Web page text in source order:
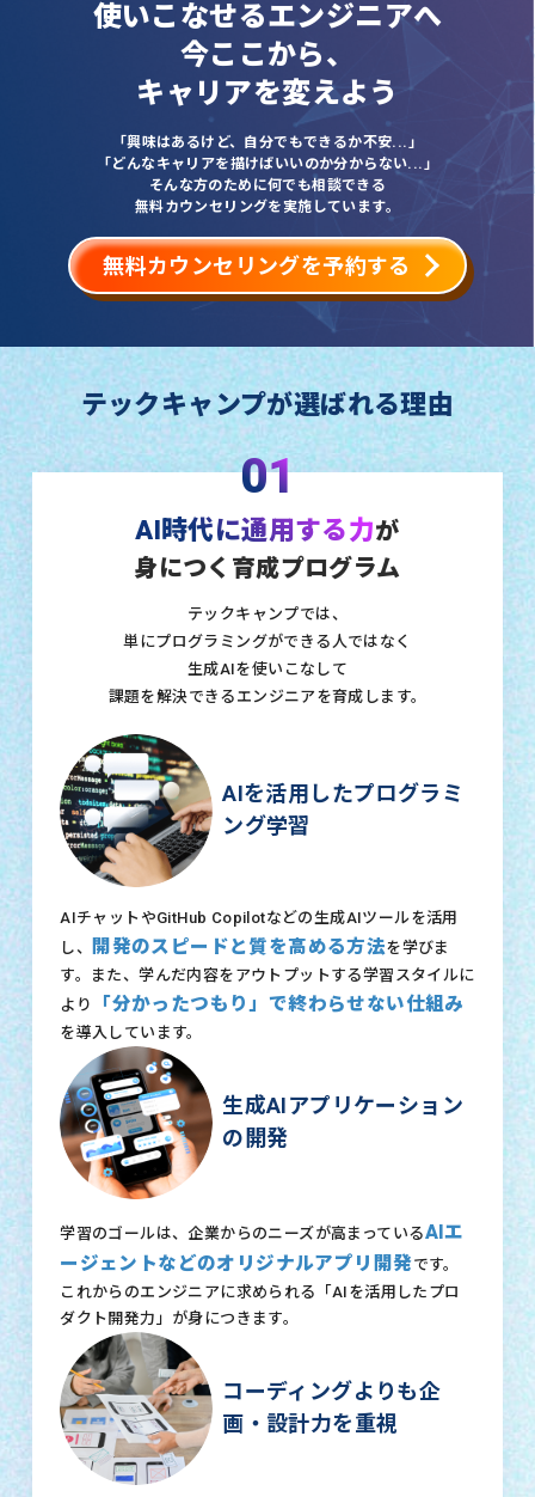
使いこなせるエンジニアへ
今ここから、
キャリアを変えよう
「興味はあるけど、自分でもできるか不安...」
「どんなキャリアを描けばいいのか分からない...」
そんな方のために何でも相談できる
無料カウンセリングを実施しています。
無料カウンセリングを予約する
テックキャンプが選ばれる理由
01
AI時代に通用する力が
身につく育成プログラム
テックキャンプでは、
単にプログラミングができる人ではなく
生成AIを使いこなして
課題を解決できるエンジニアを育成します。
AIを活用したプログラミ
ング学習
AIチャットやGitHub Copilotなどの生成AIツールを活用
し、
開発のスピードと質を高める方法を学びま
す。また、学んだ内容をアウトプットする学習スタイルに
より
「分かったつもり」で終わらせない仕組み
を導入しています。
生成AIアプリケーション
の開発
学習のゴールは、企業からのニーズが高まっているAIエ
ージェントなどのオリジナルアプリ開発です。
これからのエンジニアに求められる「AIを活用したプロ
ダクト開発力」が身につきます。
コーディングよりも企
画・設計力を重視